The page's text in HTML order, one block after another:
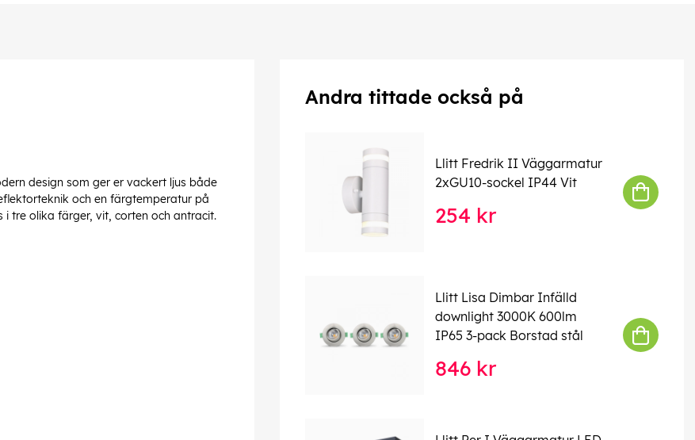
design som ger er vackert ljus både
och en färgtemperatur på
tre olika färger, vit, corten och antracit.
Andra tittade också på
Llitt Fredrik II Väggarmatur
2xGU10-sockel IP44 Vit
254 kr
Llitt Lisa Dimbar Infälld
downlight 3000K 600lm
IP65 3-pack Borstad stål
846 kr